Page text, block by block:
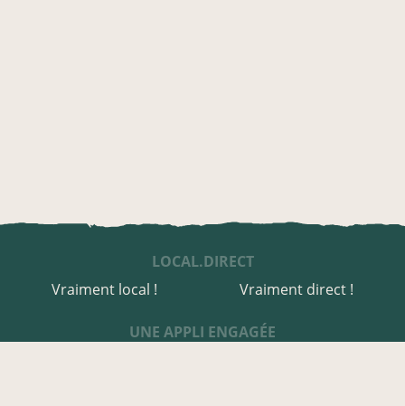
LOCAL.DIRECT
Vraiment local !
Vraiment direct !
UNE APPLI ENGAGÉE